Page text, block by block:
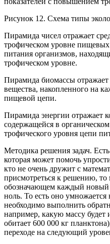
Рисунок 12. Схема типы
Пирамида чисел отражает
трофическом уровне
питания организмов,
трофическом уровне.
Пирамида биомассы отражает
вещества, накопленного на
пищевой цепи.
Пирамида энергии отражает
содержащейся в
трофического уровня цепи
Методика решения задач.
которая может помочь
кто не очень дружит с
присмотреться к решению, то
обозначающем каждый новый
ноль. То есть оно умножается
необходимо выполнить
например, какую массу будет
обитает 600 000 кг
переходе на следующий